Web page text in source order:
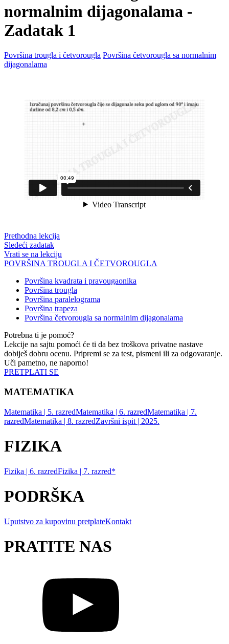
normalnim dijagonalama -
Zadatak 1
Površina trougla i četvorougla Površina četvorougla sa normalnim
dijagonalama
Prethodna lekcija
Sledeći zadatak
Vrati se na lekciju
POVRŠINA TROUGLA I ČETVOROUGLA
Površina kvadrata i pravougaonika
Površina trougla
Površina paralelograma
Površina trapeza
Površina četvorougla sa normalnim dijagonalama
Potrebna ti je pomoć?
Lekcije na sajtu pomoći će ti da bez troškova privatne nastave
dobiješ dobru ocenu. Pripremi se za test, pismeni ili za odgovaranje.
Uči pametno, ne naporno!
PRETPLATI SE
MATEMATIKA
Matematika | 5. razredMatematika | 6. razredMatematika | 7.
razredMatematika | 8. razredZavršni ispit | 2025.
FIZIKA
Fizika | 6. razredFizika | 7. razred*
PODRŠKA
Uputstvo za kupovinu pretplateKontakt
PRATITE NAS